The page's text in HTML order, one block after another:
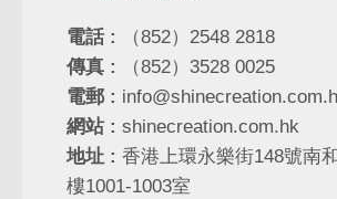
電話 :
（852）2548 2818
傳真 :
（852）3528 0025
電郵 :
網站 : shinecreation.com.hk
地址 : 香港上環永樂街148號南
樓1001-1003室